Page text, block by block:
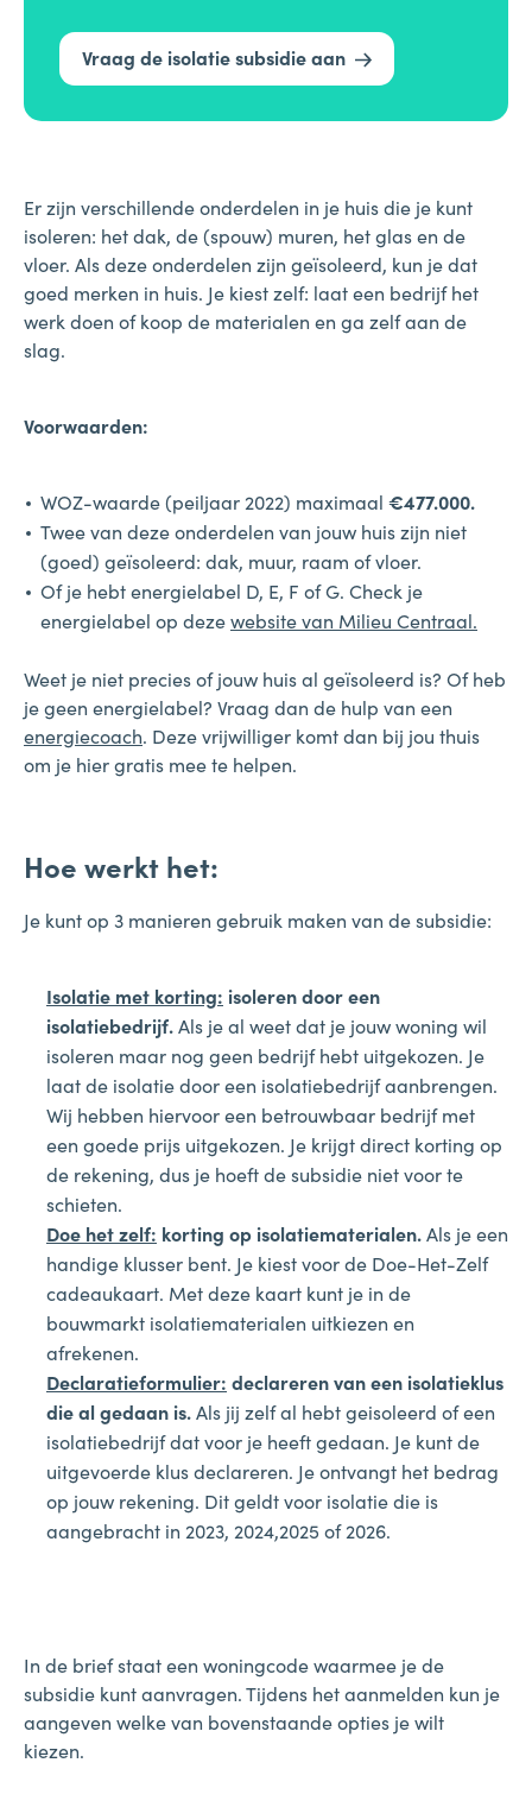
Vraag de isolatie subsidie aan
Er zijn verschillende onderdelen in je huis die je kunt
isoleren: het dak, de (spouw) muren, het glas en de
vloer. Als deze onderdelen zijn geïsoleerd, kun je dat
goed merken in huis. Je kiest zelf: laat een bedrijf het
werk doen of koop de materialen en ga zelf aan de
slag.
Voorwaarden:
WOZ-waarde (peiljaar 2022) maximaal €477.000.
Twee van deze onderdelen van jouw huis zijn niet
(goed) geïsoleerd: dak, muur, raam of vloer.
Of je hebt energielabel D, E, F of G. Check je
energielabel op dezewebsite van Milieu Centraal.
Weet je niet precies of jouw huis al geïsoleerd is? Of heb
je geen energielabel? Vraag dan de hulp van een
energiecoach. Deze vrijwilliger komt dan bij jou thuis
om je hier gratis mee te helpen.
Hoe werkt het:
Je kunt op 3 manieren gebruik maken van de subsidie:
Isolatie met korting: isoleren door een
isolatiebedrijf.Als je al weet dat je jouw woning wil
isoleren maar nog geen bedrijf hebt uitgekozen. Je
laat de isolatie door een isolatiebedrijf aanbrengen.
Wij hebben hiervoor een betrouwbaar bedrijf met
een goede prijs uitgekozen. Je krijgt direct korting op
de rekening, dus je hoeft de subsidie niet voor te
schieten.
Doe het zelf: korting op isolatiematerialen.Als je een
handige klusser bent. Je kiest voor de Doe-Het-Zelf
cadeaukaart. Met deze kaart kunt je in de
bouwmarkt isolatiematerialen uitkiezen en
afrekenen.
Declaratieformulier: declareren van een isolatieklus
die al gedaan is.Als jij zelf al hebt geisoleerd of een
isolatiebedrijf dat voor je heeft gedaan. Je kunt de
uitgevoerde klus declareren. Je ontvangt het bedrag
op jouw rekening. Dit geldt voor isolatie die is
aangebracht in 2023, 2024,2025 of 2026.
In de brief staat een woningcode waarmee je de
subsidie kunt aanvragen. Tijdens het aanmelden kun je
aangeven welke van bovenstaande opties je wilt
kiezen.